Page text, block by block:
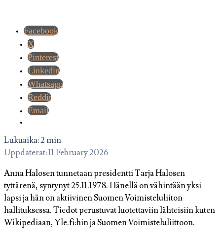
Facebook
X
Pinterest
Linkedin
Whatsapp
Reddit
Email
Lukuaika: 2 min
Uppdaterat: 11 February 2026
Anna Halosen tunnetaan presidentti Tarja Halosen
tyttärenä, syntynyt 25.11.1978. Hänellä on vähintään yksi
lapsi ja hän on aktiivinen Suomen Voimisteluliiton
hallituksessa. Tiedot perustuvat luotettaviin lähteisiin kuten
Wikipediaan, Yle.fi:hin ja Suomen Voimisteluliittoon.